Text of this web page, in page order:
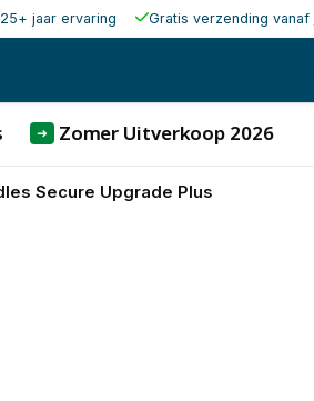
jaar ervaring Gratis verzending vanaf
➜ Zomer Uitverkoop 2026
Secure Upgrade Plus